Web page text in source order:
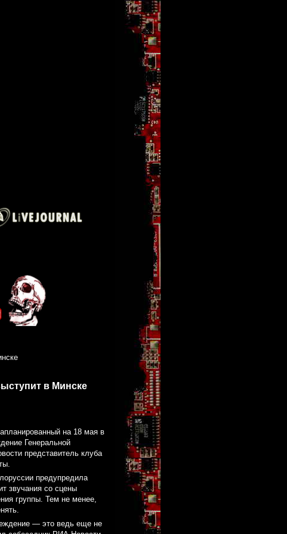
в Минске
на 18 мая в
Генеральной
представитель клуба
предупредила
звучания со сцены
группы. Тем не менее,
— это ведь еще не